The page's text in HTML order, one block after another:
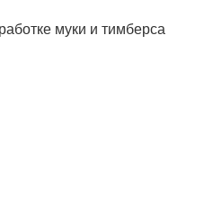
муки и тимберса